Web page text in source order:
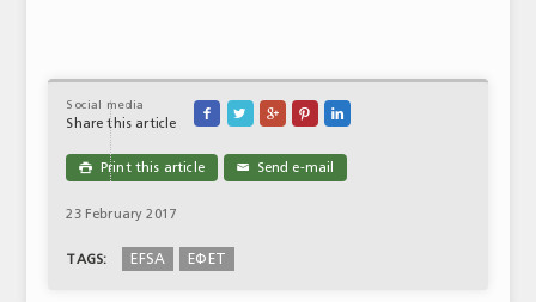
Social media
Share this article
    
 Print this article ✉ Send e-mail
23 February 2017
TAGS: EFSA ΕΦΕΤ